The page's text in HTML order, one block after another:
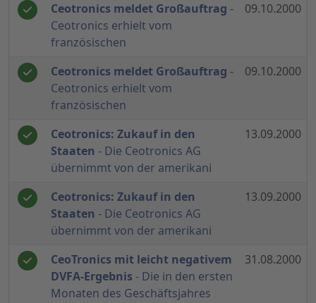
Ceotronics meldet Großauftrag -
Ceotronics erhielt vom
französischen
09.10.2000
Ceotronics meldet Großauftrag -
Ceotronics erhielt vom
französischen
09.10.2000
Ceotronics: Zukauf in den
Staaten - Die Ceotronics AG
übernimmt von der amerikani
13.09.2000
Ceotronics: Zukauf in den
Staaten - Die Ceotronics AG
übernimmt von der amerikani
13.09.2000
CeoTronics mit leicht negativem
DVFA-Ergebnis - Die in den ersten
Monaten des Geschäftsjahres
31.08.2000